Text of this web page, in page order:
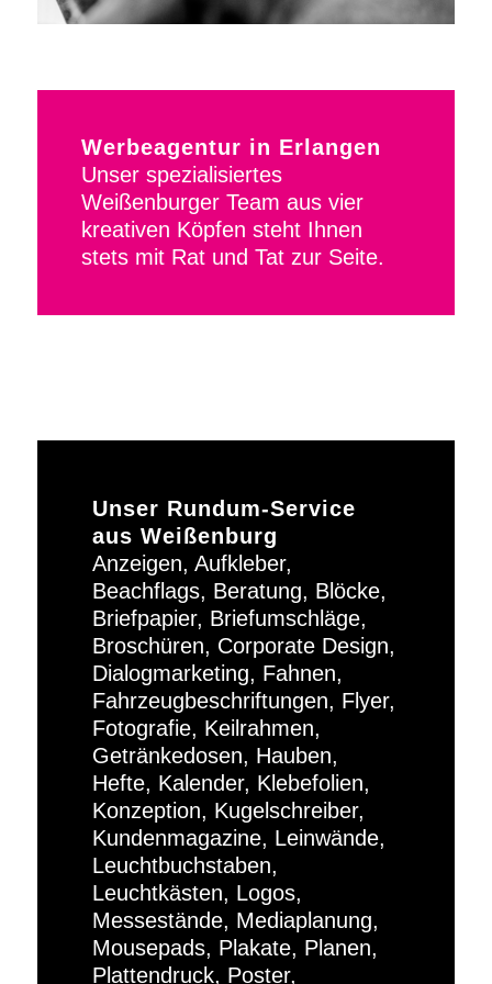
Werbeagentur in Erlangen
Unser spezialisiertes
Weißenburger Team aus vier
kreativen Köpfen steht Ihnen
stets mit Rat und Tat zur Seite.
Unser Rundum-Service
aus Weißenburg
Anzeigen, Aufkleber,
Beachflags, Beratung, Blöcke,
Briefpapier, Briefumschläge,
Broschüren, Corporate Design,
Dialogmarketing, Fahnen,
Fahrzeugbeschriftungen, Flyer,
Fotografie, Keilrahmen,
Getränkedosen, Hauben,
Hefte, Kalender, Klebefolien,
Konzeption, Kugelschreiber,
Kundenmagazine, Leinwände,
Leuchtbuchstaben,
Leuchtkästen, Logos,
Messestände, Mediaplanung,
Mousepads, Plakate, Planen,
Plattendruck, Poster,